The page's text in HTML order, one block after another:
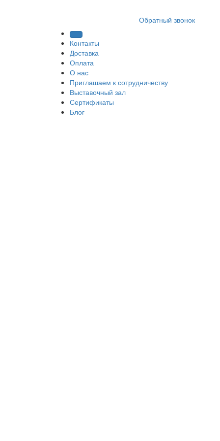
Обратный звонок
Контакты
Доставка
Оплата
О нас
Приглашаем к сотрудничеству
Выставочный зал
Сертификаты
Блог